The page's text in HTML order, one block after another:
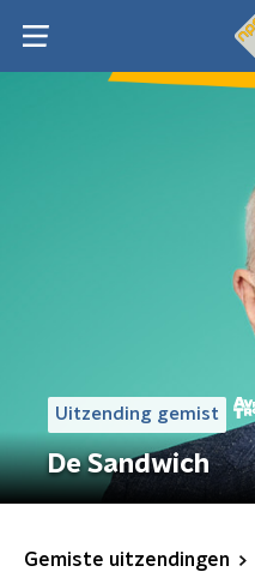
Uitzending gemist
De Sandwich
Gemiste uitzendingen